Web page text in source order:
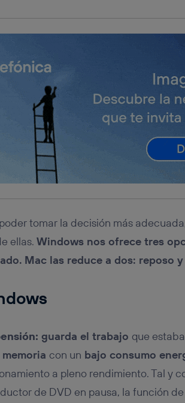
tomar la decisión más
ellas. Windows nos ofrece tres
Mac las reduce a dos: reposo
guarda el trabajo que
con un bajo consumo
a pleno rendimiento. Tal y
de DVD en pausa, la función